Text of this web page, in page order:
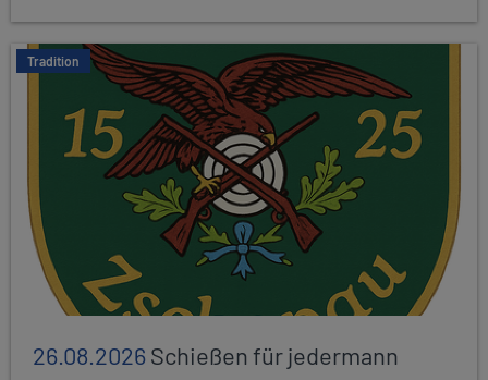
Tradition
26.08.2026Schießen für jedermann